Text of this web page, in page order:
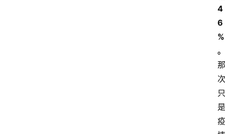
4
6
%
。
那
次
只
是
疫